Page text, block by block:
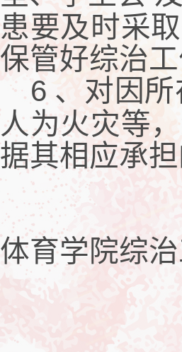
患要及时采
保管好综治工
6 、对因
人为火灾等
据其相应承
体育学院综